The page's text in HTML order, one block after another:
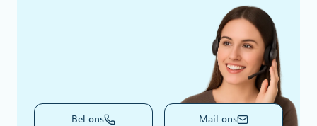
Bel ons Mail ons